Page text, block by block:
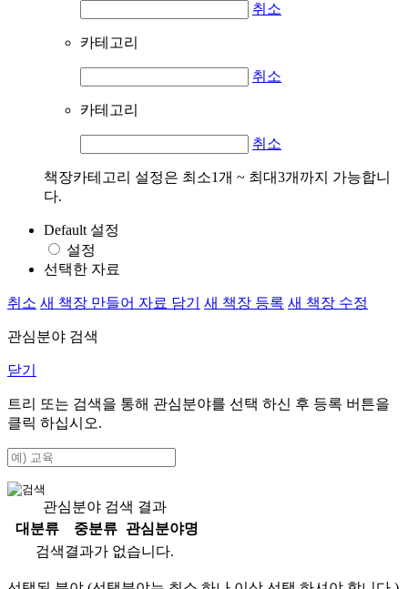
취소
카테고리
취소
카테고리
취소
책장카테고리 설정은 최소1개 ~ 최대3개까지 가능합니
다.
Default 설정
설정
선택한 자료
취소 새 책장 만들어 자료 담기 새 책장 등록 새 책장 수정
관심분야 검색
닫기
트리 또는 검색을 통해 관심분야를 선택 하신 후 등록 버튼을
클릭 하십시오.
관심분야 검색 결과
대분류
중분류
관심분야명
검색결과가 없습니다.